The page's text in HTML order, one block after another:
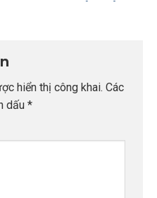
hiển thị công khai. Các
dấu *